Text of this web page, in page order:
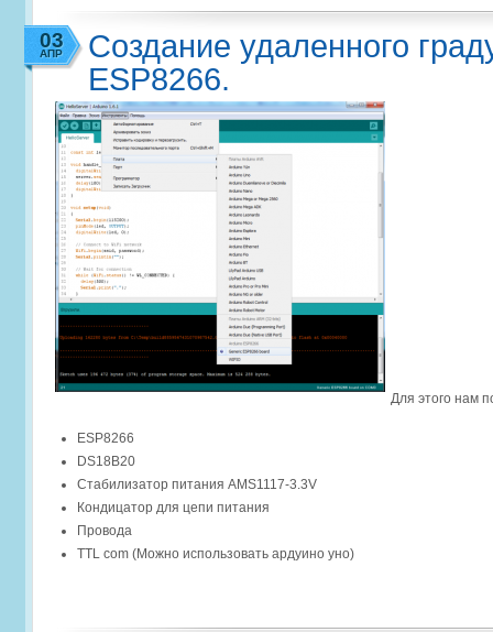
Создание удаленного
ESP8266.
Для этого нам
ESP8266
DS18B20
Стабилизатор питания AMS1117-3.3V
Кондицатор для цепи питания
Провода
TTL com (Можно использовать ардуино уно)
03
АПР